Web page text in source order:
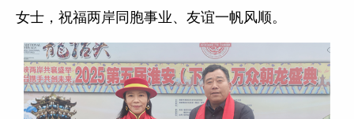
女士，祝福两岸同胞事业、友谊一帆风顺。